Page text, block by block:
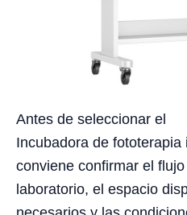
Antes de seleccionar el
Incubadora de fototerapia
conviene confirmar el
laboratorio, el espacio